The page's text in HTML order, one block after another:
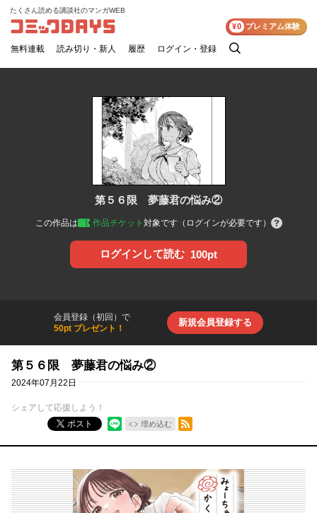
コミックDAYS
たくさん読める講談社のマンガWEB
無料連載 読み切り・新人 履歴 ログイン・登録
検
¥0 プレミアム体験
第５６限 夢藤君の悩み②
この作品は 作品チケット 対象です（ログインが必要です）
ログインして読む 100pt
会員登録（初回）で
50pt プレゼント！
新規会員登録する
第５６限 夢藤君の悩み②
2024年07月22日
シェアして応援しよう！
ポスト
埋め込む
RSSフィード